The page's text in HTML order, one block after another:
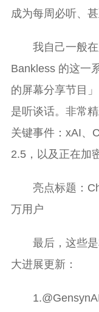
成为每周必听、
我自己一般
Bankless 的这一
的屏幕分享节目
是听谈话。非常
关键事件：xAI、
2.5，以及正在加
亮点标题：
万用户
最后，这些
大进展更新：